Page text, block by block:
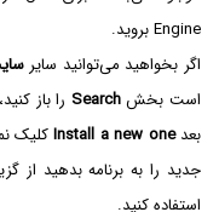
Engine بروید.
اگر بخواهید می‌توانید سایر
است بخشSearch را باز
بعدInstall a new oneکلیک
جدید را به برنامه بدهید از
استفاده کنید.